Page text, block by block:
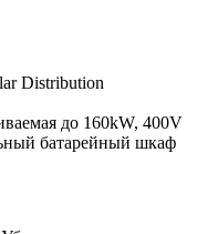
Distribution
до 160kW, 400V
батарейный шкаф